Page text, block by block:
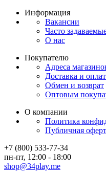
Информация
Вакансии
Часто
О нас
Покупателю
Адреса
Доставка и
Обмен и возврат
Оптовым
О компании
Политика
Публичная
+7 (800) 533-77-34
пн-пт, 12:00 - 18:00
shop@34play.me